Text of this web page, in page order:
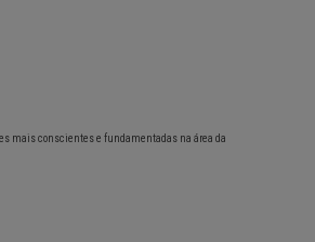
mais conscientes e fundamentadas na área da